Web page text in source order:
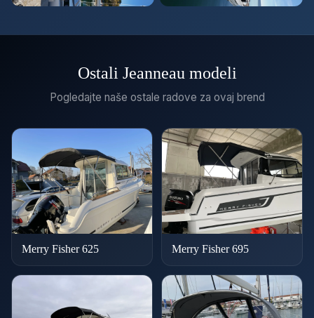
Ostali Jeanneau modeli
Pogledajte naše ostale radove za ovaj brend
Merry Fisher 625 Merry Fisher 695